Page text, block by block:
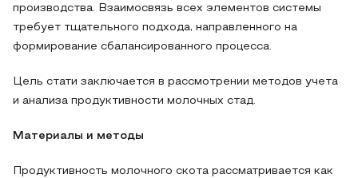
производства. Взаимосвязь всех элементов системы
требует тщательного подхода, направленного на
формирование сбалансированного процесса.
Цель стати заключается в рассмотрении методов учета
и анализа продуктивности молочных стад.
Материалы и методы
Продуктивность молочного скота рассматривается как